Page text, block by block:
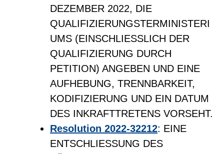
DEZEMBER 2022, DIE
QUALIFIZIERUNGSTERMINISTERI
UMS (EINSCHLIESSLICH DER
QUALIFIZIERUNG DURCH
PETITION) ANGEBEN UND EINE
AUFHEBUNG, TRENNBARKEIT,
KODIFIZIERUNG UND EIN DATUM
DES INKRAFTTRETENS VORSEHT.
Resolution 2022-32212: EINE
ENTSCHLIESSUNG DES